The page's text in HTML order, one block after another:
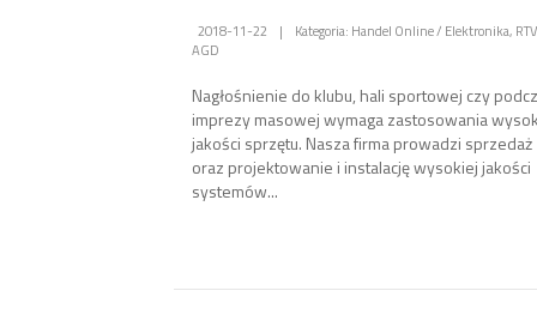
2018-11-22 |
Kategoria: Handel Online / Elektronika,
AGD
Nagłośnienie do klubu, hali sportowej czy
imprezy masowej wymaga zastosowania
jakości sprzętu. Nasza firma prowadzi sprzedaż
oraz projektowanie i instalację wysokiej jakości
systemów...